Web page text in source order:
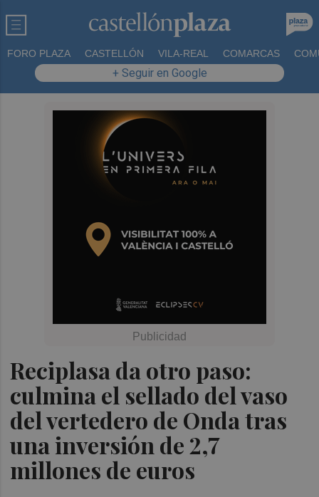
FORO PLAZA CASTELLÓN VILA-REAL COMARCAS
+ Seguir en Google
Reciplasa da otro paso:
culmina el sellado del vaso
del vertedero de Onda tras
una inversión de 2,7
millones de euros